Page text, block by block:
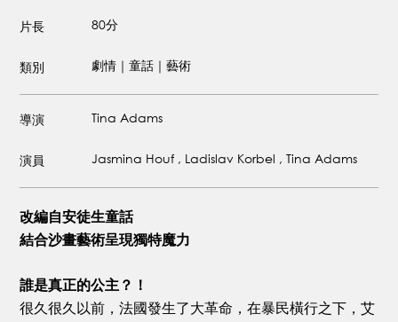
片長 80分
類別 劇情｜童話｜藝術
導演 Tina Adams
演員 Jasmina Houf , Ladislav Korbel , Tina Adams
改編自安徒生童話
結合沙畫藝術呈現獨特魔力
誰是真正的公主？！
很久很久以前，法國發生了大革命，在暴民橫行之下，艾